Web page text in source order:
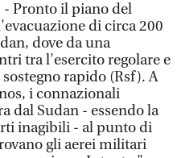
- Pronto il piano del
di circa 200
dove da una
tra l'esercito regolare e
rapido (Rsf). A
i connazionali
dal Sudan - essendo la
inagibili - al punto di
gli aerei militari